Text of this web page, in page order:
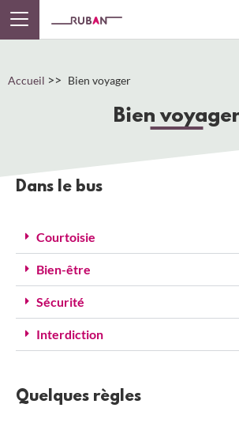
Accueil >> Bien voyager
Bien
Dans le bus
Courtoisie
Bien-être
Sécurité
Interdiction
Quelques règles